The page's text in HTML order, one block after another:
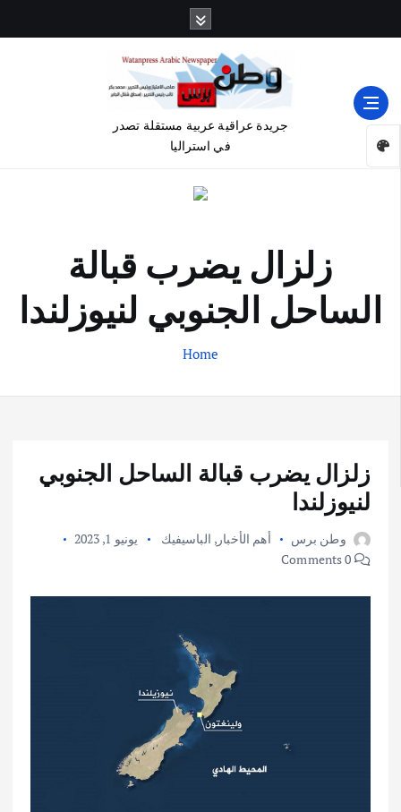
جريدة عراقية عربية مستقلة تصدر
في استراليا
زلزال يضرب قبالة
الساحل الجنوبي لنيوزلندا
Home
زلزال يضرب قبالة الساحل الجنوبي
لنيوزلندا
وطن برس أهم الأخبار , الباسيفيك
يونيو 1, 2023